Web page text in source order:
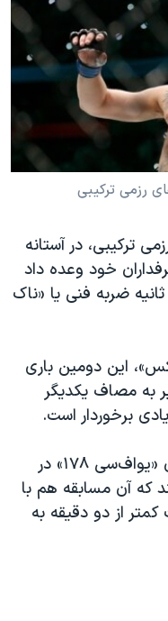
ترکیبی، در آستانه
خود وعده داد
ضربه فنی یا «ناک
این دومین باری
به مصاف یکدیگر
برخوردار است.
این دو قهرمان در جریان رقابت‌های «یو‌اف‌سی ۱۷۸» در
که آن مسابقه هم با
از دو دقیقه به